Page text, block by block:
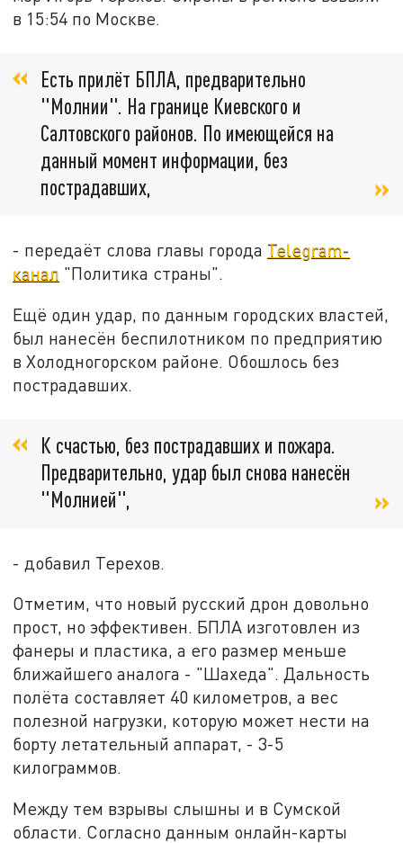
в 15:54 по Москве.
Есть прилёт БПЛА, предварительно
"Молнии". На границе Киевского и
Салтовского районов. По имеющейся на
данный момент информации, без
пострадавших,
- передаёт слова главы города Telegram-
канал "Политика страны".
Ещё один удар, по данным городских властей,
был нанесён беспилотником по предприятию
в Холодногорском районе. Обошлось без
пострадавших.
К счастью, без пострадавших и пожара.
Предварительно, удар был снова нанесён
"Молнией",
- добавил Терехов.
Отметим, что новый русский дрон довольно
прост, но эффективен. БПЛА изготовлен из
фанеры и пластика, а его размер меньше
ближайшего аналога - "Шахеда". Дальность
полёта составляет 40 километров, а вес
полезной нагрузки, которую может нести на
борту летательный аппарат, - 3-5
килограммов.
Между тем взрывы слышны и в Сумской
области. Согласно данным онлайн-карты